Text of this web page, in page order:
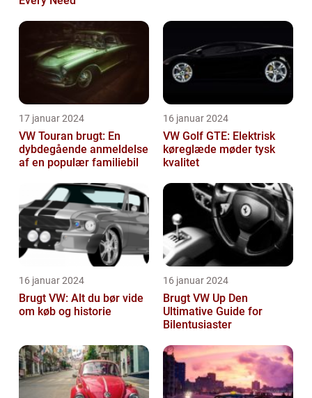
17 januar 2024
VW Touran brugt: En
dybdegående anmeldelse
af en populær familiebil
16 januar 2024
VW Golf GTE: Elektrisk
køreglæde møder tysk
kvalitet
16 januar 2024
Brugt VW: Alt du bør vide
om køb og historie
16 januar 2024
Brugt VW Up Den
Ultimative Guide for
Bilentusiaster